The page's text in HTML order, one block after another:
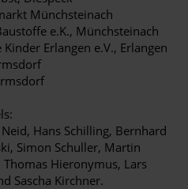
Münchsteinach
e.K., Münchsteinach
Erlangen e.V., Erlangen
Hans Schilling, Bernhard
Simon Schuller, Martin
Hieronymus, Lars
Sascha Kirchner.